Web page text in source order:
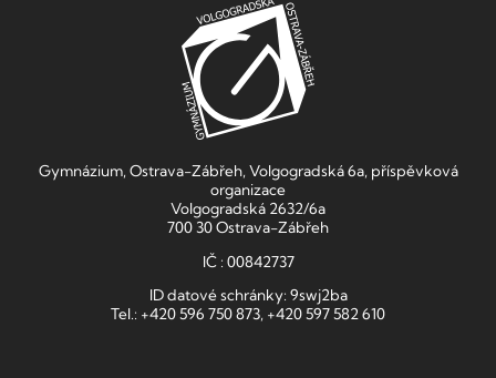
Gymnázium, Ostrava-Zábřeh, Volgogradská 6a, příspěvková
organizace
Volgogradská 2632/6a
700 30 Ostrava-Zábřeh
IČ : 00842737
ID datové schránky: 9swj2ba
Tel.: +420 596 750 873, +420 597 582 610